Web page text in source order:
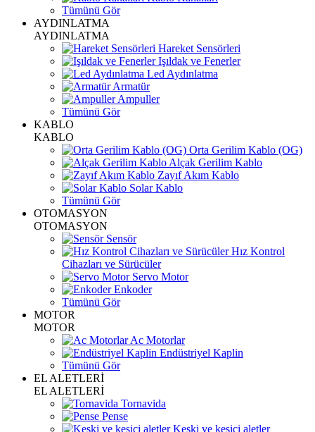
Tümünü Gör
AYDINLATMA
AYDINLATMA
Hareket Sensörleri
Işıldak ve Fenerler
Led Aydınlatma
Armatür
Ampuller
Tümünü Gör
KABLO
KABLO
Orta Gerilim Kablo (OG)
Alçak Gerilim Kablo
Zayıf Akım Kablo
Solar Kablo
Tümünü Gör
OTOMASYON
OTOMASYON
Sensör
Hız Kontrol
Cihazları ve Sürücüler
Servo Motor
Enkoder
Tümünü Gör
MOTOR
MOTOR
Ac Motorlar
Endüstriyel Kaplin
Tümünü Gör
EL ALETLERİ
EL ALETLERİ
Tornavida
Pense
Keski ve kesici aletler